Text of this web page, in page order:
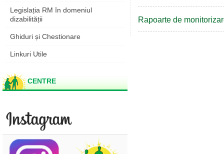
Legislația RM în domeniul
dizabilității
Ghiduri și Chestionare
Linkuri Utile
CENTRE
Rapoarte de